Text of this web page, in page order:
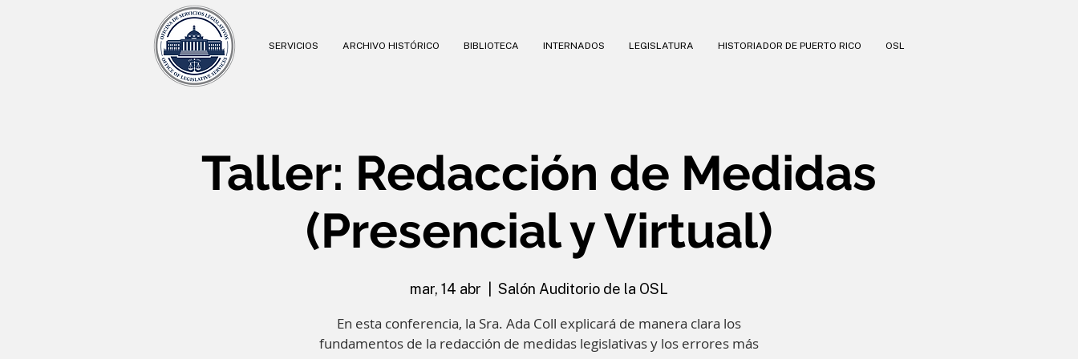
SERVICIOS ARCHIVO HISTÓRICO BIBLIOTECA INTERNADOS LEGISLATURA HISTORIADOR DE PUERTO RICO OSL
Taller: Redacción de Medidas
(Presencial y Virtual)
mar, 14 abr Salón Auditorio de la OSL
En esta conferencia, la Sra. Ada Coll explicará de manera clara los
fundamentos de la redacción de medidas legislativas y los errores más